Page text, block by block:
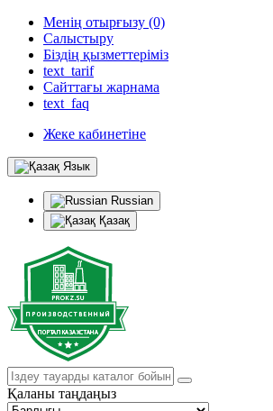
Менің отырғызу (0)
Салыстыру
Біздің қызметтеріміз
text_tarif
Сайттағы жарнама
text_faq
Жеке кабинетіне
Язык
Russian
Қазақ
Қаланы таңдаңыз